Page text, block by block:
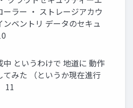
ーラー ・ ストレージアカウ
ンベントリ データのセキュ
中 というわけで 地道に 動作
てみた （というか現在進行
11